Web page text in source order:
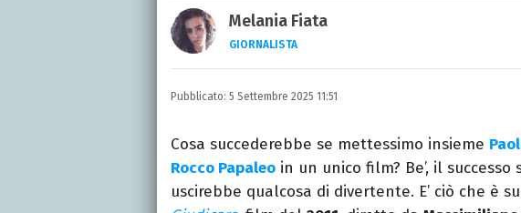
Melania Fiata
GIORNALISTA
Laureata in Lettere, divoratrice di libri
e TV.
Pubblicato: 5 Settembre 2025 11:51
Cosa succederebbe se mettessimo insieme
Rocco Papaleo in un unico film? Be’, il
uscirebbe qualcosa di divertente. E’ ciò che è